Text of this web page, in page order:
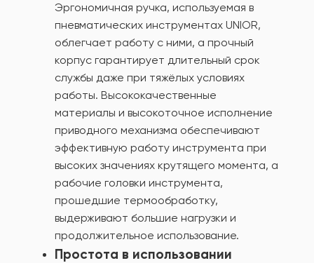
Эргономичная ручка, используемая в
пневматических инструментах UNIOR,
облегчает работу с ними, а прочный
корпус гарантирует длительный срок
службы даже при тяжёлых условиях
работы. Высококачественные
материалы и высокоточное исполнение
приводного механизма обеспечивают
эффективную работу инструмента при
высоких значениях крутящего момента, а
рабочие головки инструмента,
прошедшие термообработку,
выдерживают большие нагрузки и
продолжительное использование.
Простота в использовании